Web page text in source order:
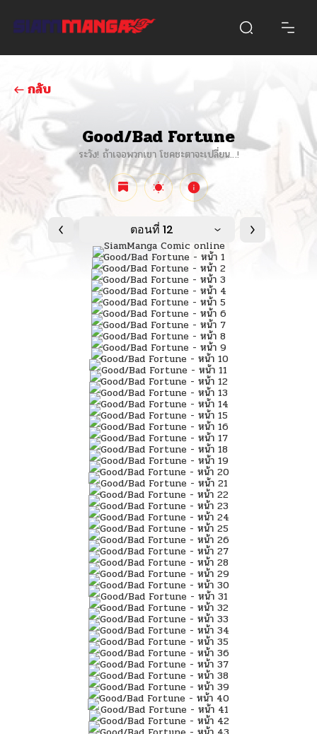
กลับ
Good/Bad Fortune
ระวัง! ถ้าเจอพวกเขา โชคชะตาจะเปลี่ยน…!
ตอนที่ 12